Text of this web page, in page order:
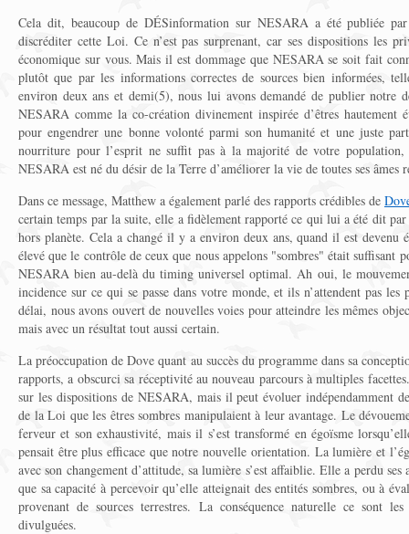
Cela dit, beaucoup de DÉSinformation sur NESARA a été publiée
discréditer cette Loi. Ce n’est pas surprenant, car ses dispositions les
économique sur vous. Mais il est dommage que NESARA se soit fait
plutôt que par les informations correctes de sources bien informées,
environ deux ans et demi(5), nous lui avons demandé de publier notre
NESARA comme la co-création divinement inspirée d’êtres hautement
pour engendrer une bonne volonté parmi son humanité et une juste
nourriture pour l’esprit ne suffit pas à la majorité de votre
NESARA est né du désir de la Terre d’améliorer la vie de toutes ses âmes
Dans ce message, Matthew a également parlé des rapports crédibles de
certain temps par la suite, elle a fidèlement rapporté ce qui lui a été dit par
hors planète. Cela a changé il y a environ deux ans, quand il est devenu
élevé que le contrôle de ceux que nous appelons "sombres" était suffisant
NESARA bien au-delà du timing universel optimal. Ah oui, le
incidence sur ce qui se passe dans votre monde, et ils n’attendent pas les
délai, nous avons ouvert de nouvelles voies pour atteindre les mêmes
mais avec un résultat tout aussi certain.
La préoccupation de Dove quant au succès du programme dans sa
rapports, a obscurci sa réceptivité au nouveau parcours à multiples
sur les dispositions de NESARA, mais il peut évoluer indépendamment
de la Loi que les êtres sombres manipulaient à leur avantage. Le
ferveur et son exhaustivité, mais il s’est transformé en égoïsme
pensait être plus efficace que notre nouvelle orientation. La lumière et
avec son changement d’attitude, sa lumière s’est affaiblie. Elle a perdu ses
que sa capacité à percevoir qu’elle atteignait des entités sombres, ou à
provenant de sources terrestres. La conséquence naturelle ce sont
divulguées.